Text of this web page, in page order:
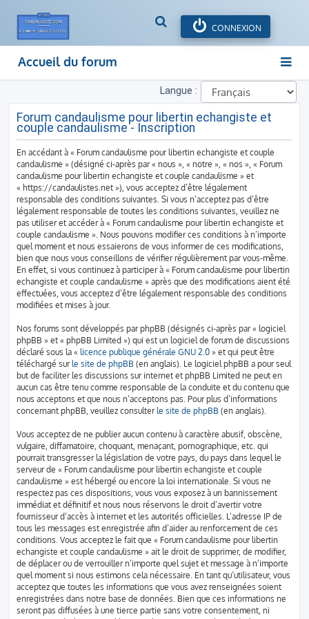
c
r
c
h
e
CONNEXION
Accueil du forum
Langue :
Forum candaulisme pour libertin echangiste et
couple candaulisme - Inscription
En accédant à « Forum candaulisme pour libertin echangiste et couple
candaulisme » (désigné ci-après par « nous », « notre », « nos », « Forum
candaulisme pour libertin echangiste et couple candaulisme » et
« https://candaulistes.net »), vous acceptez d’être légalement
responsable des conditions suivantes. Si vous n’acceptez pas d’être
légalement responsable de toutes les conditions suivantes, veuillez ne
pas utiliser et accéder à « Forum candaulisme pour libertin echangiste et
couple candaulisme ». Nous pouvons modifier ces conditions à n’importe
quel moment et nous essaierons de vous informer de ces modifications,
bien que nous vous conseillons de vérifier régulièrement par vous-même.
En effet, si vous continuez à participer à « Forum candaulisme pour libertin
echangiste et couple candaulisme » après que des modifications aient été
effectuées, vous acceptez d’être légalement responsable des conditions
modifiées et mises à jour.
Nos forums sont développés par phpBB (désignés ci-après par « logiciel
phpBB » et « phpBB Limited ») qui est un logiciel de forum de discussions
déclaré sous la « licence publique générale GNU 2.0 » et qui peut être
téléchargé sur le site de phpBB (en anglais). Le logiciel phpBB a pour seul
but de faciliter les discussions sur internet et phpBB Limited ne peut en
aucun cas être tenu comme responsable de la conduite et du contenu que
nous acceptons et que nous n’acceptons pas. Pour plus d’informations
concernant phpBB, veuillez consulter le site de phpBB (en anglais).
Vous acceptez de ne publier aucun contenu à caractère abusif, obscène,
vulgaire, diffamatoire, choquant, menaçant, pornographique, etc. qui
pourrait transgresser la législation de votre pays, du pays dans lequel le
serveur de « Forum candaulisme pour libertin echangiste et couple
candaulisme » est hébergé ou encore la loi internationale. Si vous ne
respectez pas ces dispositions, vous vous exposez à un bannissement
immédiat et définitif et nous nous réservons le droit d’avertir votre
fournisseur d’accès à internet et les autorités officielles. L’adresse IP de
tous les messages est enregistrée afin d’aider au renforcement de ces
conditions. Vous acceptez le fait que « Forum candaulisme pour libertin
echangiste et couple candaulisme » ait le droit de supprimer, de modifier,
de déplacer ou de verrouiller n’importe quel sujet et message à n’importe
quel moment si nous estimons cela nécessaire. En tant qu’utilisateur, vous
acceptez que toutes les informations que vous avez renseignées soient
enregistrées dans notre base de données. Bien que ces informations ne
seront pas diffusées à une tierce partie sans votre consentement, ni